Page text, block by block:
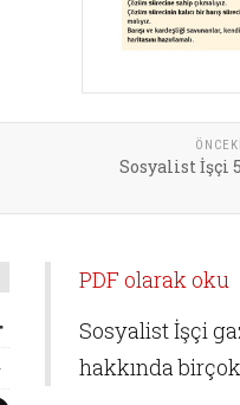
Sosyalist İşçi
PDF olarak oku
Sosyalist İşçi
hakkında